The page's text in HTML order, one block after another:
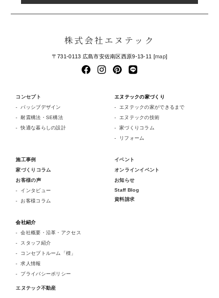
株式会社エヌテック
〒731-0113 広島市安佐南区西原9-13-11 [map]
コンセプト
パッシブデザイン
耐震構法・SE構法
快適な暮らしの設計
エヌテックの家づくり
エヌテックの家ができるまで
エヌテックの技術
家づくりコラム
リフォーム
施工事例
家づくりコラム
お客様の声
インタビュー
お客様コラム
イベント
オンラインイベント
お知らせ
Staff Blog
資料請求
会社紹介
会社概要・沿革・アクセス
スタッフ紹介
コンセプトルーム「檪」
求人情報
プライバシーポリシー
エヌテック不動産